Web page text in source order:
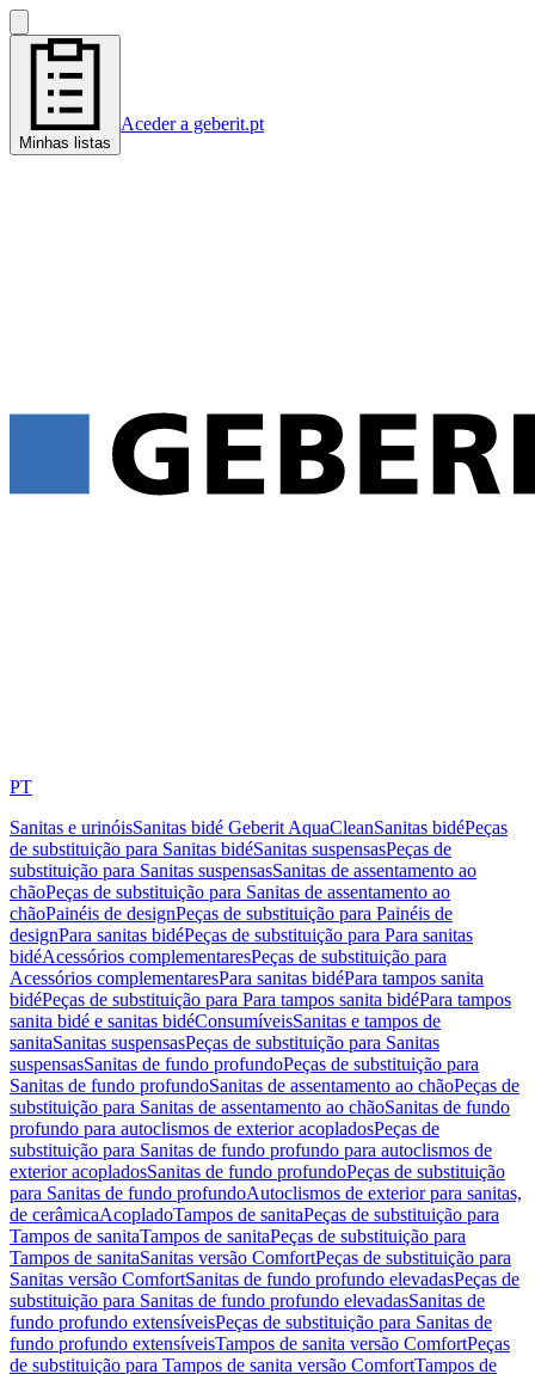
Minhas listas
Aceder a geberit.pt
PT
Sanitas e urinóisSanitas bidé Geberit AquaCleanSanitas bidéPeças
de substituição para Sanitas bidéSanitas suspensasPeças de
substituição para Sanitas suspensasSanitas de assentamento ao
chãoPeças de substituição para Sanitas de assentamento ao
chãoPainéis de designPeças de substituição para Painéis de
designPara sanitas bidéPeças de substituição para Para sanitas
bidéAcessórios complementaresPeças de substituição para
Acessórios complementaresPara sanitas bidéPara tampos sanita
bidéPeças de substituição para Para tampos sanita bidéPara tampos
sanita bidé e sanitas bidéConsumíveisSanitas e tampos de
sanitaSanitas suspensasPeças de substituição para Sanitas
suspensasSanitas de fundo profundoPeças de substituição para
Sanitas de fundo profundoSanitas de assentamento ao chãoPeças de
substituição para Sanitas de assentamento ao chãoSanitas de fundo
profundo para autoclismos de exterior acopladosPeças de
substituição para Sanitas de fundo profundo para autoclismos de
exterior acopladosSanitas de fundo profundoPeças de substituição
para Sanitas de fundo profundoAutoclismos de exterior para sanitas,
de cerâmicaAcopladoTampos de sanitaPeças de substituição para
Tampos de sanitaTampos de sanitaPeças de substituição para
Tampos de sanitaSanitas versão ComfortPeças de substituição para
Sanitas versão ComfortSanitas de fundo profundo elevadasPeças de
substituição para Sanitas de fundo profundo elevadasSanitas de
fundo profundo extensíveisPeças de substituição para Sanitas de
fundo profundo extensíveisTampos de sanita versão ComfortPeças
de substituição para Tampos de sanita versão ComfortTampos de